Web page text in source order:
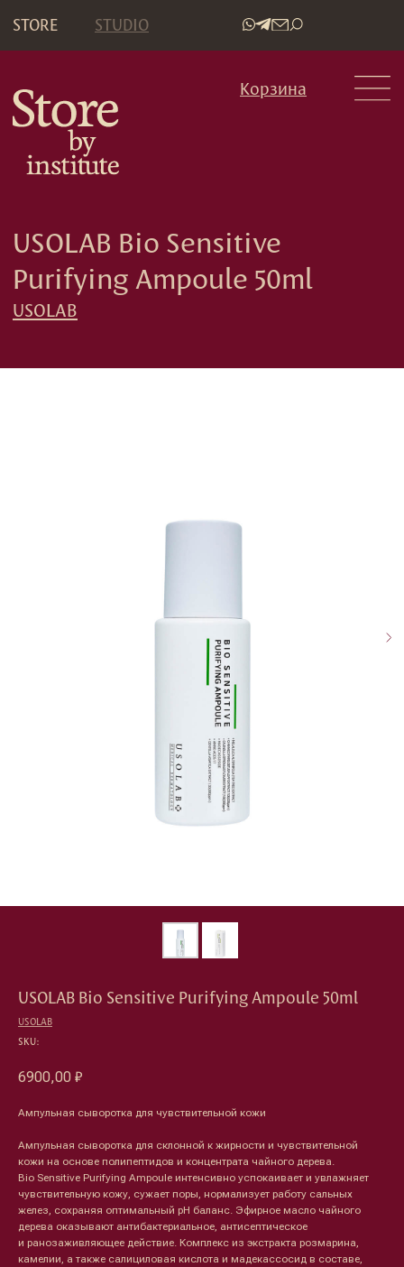
STORE STUDIO
•
USOLAB Bio Sensitive
USOLAB Bio Sensitive Purifying Ampoule 50ml
USOLAB
SKU:
6900,00 ₽
Ампульная сыворотка для чувствительной кожи
Ампульная сыворотка для склонной к жирности и чувствительной
кожи на основе полипептидов и концентрата чайного дерева.
Bio Sensitive Purifying Ampoule интенсивно успокаивает и увлажняет
чувствительную кожу, сужает поры, нормализует работу сальных
желез, сохраняя оптимальный pH баланс. Эфирное масло чайного
дерева оказывают антибактериальное, антисептическое
и ранозаживляющее действие. Комплекс из экстракта розмарина,
камелии, а также салициловая кислота и мадекассосид в составе,